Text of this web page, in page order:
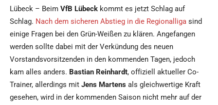
Lübeck – Beim VfB Lübeck kommt es jetzt Schlag auf
Schlag. Nach dem sicheren Abstieg in die Regionalliga sind
einige Fragen bei den Grün-Weißen zu klären. Angefangen
werden sollte dabei mit der Verkündung des neuen
Vorstandsvorsitzenden in den kommenden Tagen, jedoch
kam alles anders. Bastian Reinhardt, offiziell aktueller Co-
Trainer, allerdings mit Jens Martens als gleichwertige Kraft
gesehen, wird in der kommenden Saison nicht mehr auf der